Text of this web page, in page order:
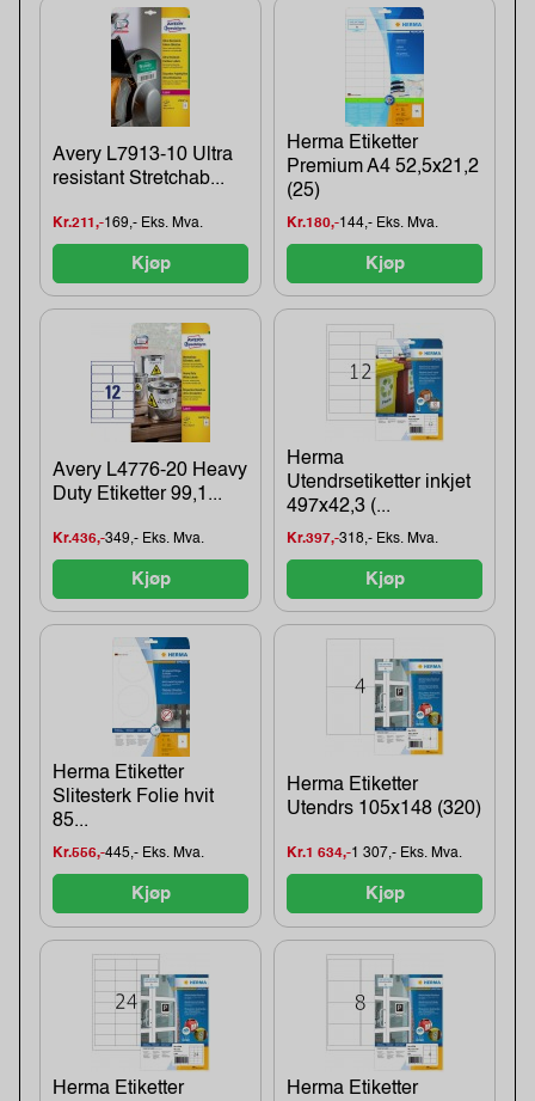
Avery L7913-10 Ultra
resistant Stretchab...
Kr.211,-169,- Eks. Mva.
Kjøp
Herma Etiketter
Premium A4 52,5x21,2
(25)
Kr.180,-144,- Eks. Mva.
Kjøp
Avery L4776-20 Heavy
Duty Etiketter 99,1...
Kr.436,-349,- Eks. Mva.
Kjøp
Herma
Utendrsetiketter inkjet
497x42,3 (...
Kr.397,-318,- Eks. Mva.
Kjøp
Herma Etiketter
Slitesterk Folie hvit
85...
Kr.556,-445,- Eks. Mva.
Kjøp
Herma Etiketter
Utendrs 105x148 (320)
Kr.1 634,-1 307,- Eks. Mva.
Kjøp
Herma Etiketter
Herma Etiketter